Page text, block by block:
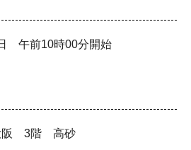
午前10時00分開始
阪 3階 高砂